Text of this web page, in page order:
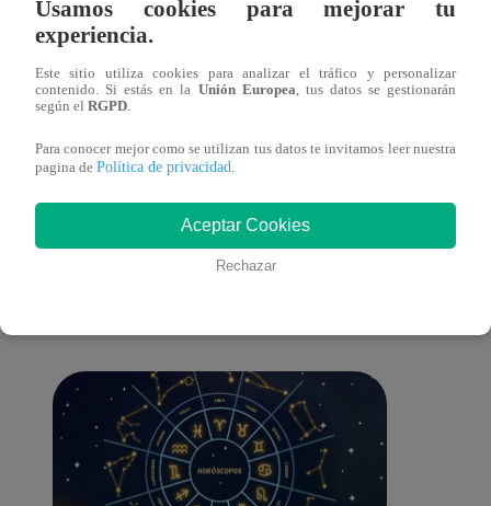
Melissa Klug en EVDLV: ¿Te consideras
una buena madre?
También te puede
Usamos cookies para mejorar tu
experiencia.
Este sitio utiliza cookies para analizar el tráfico y personalizar
contenido. Si estás en la Unión Europea, tus datos se gestionarán
según el RGPD.
Para conocer mejor como se utilizan tus datos te invitamos leer nuestra
pagina de Política de privacidad.
Aceptar Cookies
Rechazar